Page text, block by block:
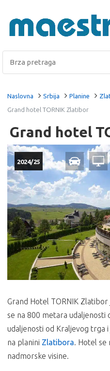
Naslovna Srbija Planine
Grand hotel TORNIK Zlatibor
Grand hotel
2024/25
Grand Hotel TORNIK
se na 800 metara udaljenosti
udaljenosti od Kraljevog trga
na planini Zlatibora. Hotel se
nadmorske visine.